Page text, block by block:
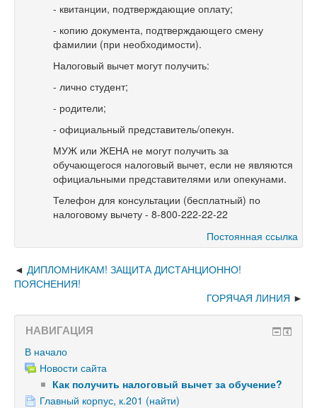
- квитанции, подтверждающие оплату;
- копию документа, подтверждающего смену
фамилии (при необходимости).
Налоговый вычет могут получить:
- лично студент;
- родители;
- официальный представитель/опекун.
МУЖ или ЖЕНА не могут получить за
обучающегося налоговый вычет, если не являются
официальными представителями или опекунами.
Телефон для консультации (бесплатный) по
налоговому вычету - 8-800-222-22-22
Постоянная ссылка
ДИПЛОМНИКАМ! ЗАЩИТА ДИСТАНЦИОННО!
ПОЯСНЕНИЯ!
ГОРЯЧАЯ ЛИНИЯ
НАВИГАЦИЯ
В начало
Новости сайта
Как получить налоговый вычет за обучение?
Главный корпус, к.201 (найти)